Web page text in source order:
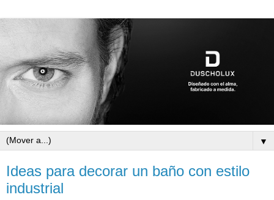
▼
Ideas para decorar un baño con estilo
industrial